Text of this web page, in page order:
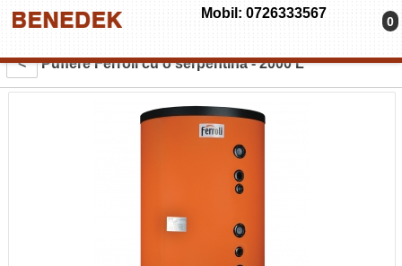
Mobil: 0726333567
0
< Puffere Ferroli cu o serpentina - 2000 L